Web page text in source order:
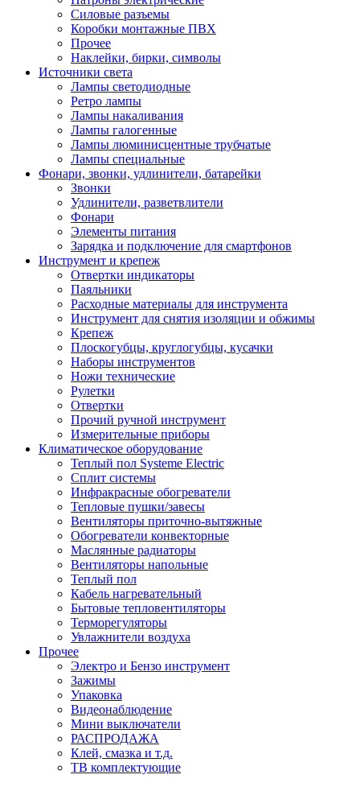
Силовые разъемы
Коробки монтажные ПВХ
Прочее
Наклейки, бирки, символы
Источники света
Лампы светодиодные
Ретро лампы
Лампы накаливания
Лампы галогенные
Лампы люминисцентные трубчатые
Лампы специальные
Фонари, звонки, удлинители, батарейки
Звонки
Удлинители, разветвлители
Фонари
Элементы питания
Зарядка и подключение для смартфонов
Инструмент и крепеж
Отвертки индикаторы
Паяльники
Расходные материалы для инструмента
Инструмент для снятия изоляции и обжимы
Крепеж
Плоскогубцы, круглогубцы, кусачки
Наборы инструментов
Ножи технические
Рулетки
Отвертки
Прочий ручной инструмент
Измерительные приборы
Климатическое оборудование
Теплый пол Systeme Electric
Сплит системы
Инфракрасные обогреватели
Тепловые пушки/завесы
Вентиляторы приточно-вытяжные
Обогреватели конвекторные
Маслянные радиаторы
Вентиляторы напольные
Теплый пол
Кабель нагревательный
Бытовые тепловентиляторы
Терморегуляторы
Увлажнители воздуха
Прочее
Электро и Бензо инструмент
Зажимы
Упаковка
Видеонаблюдение
Мини выключатели
РАСПРОДАЖА
Клей, смазка и т.д.
ТВ комплектующие